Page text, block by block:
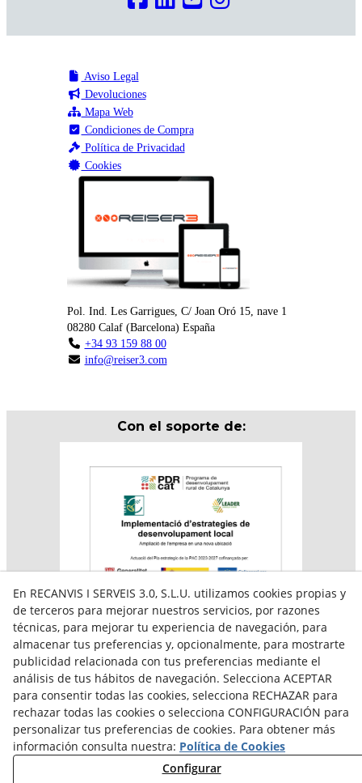
Aviso Legal
Devoluciones
Mapa Web
Condiciones de Compra
Política de Privacidad
Cookies
Pol. Ind. Les Garrigues, C/ Joan Oró 15, nave 1
08280 Calaf (Barcelona) España
+34 93 159 88 00
info@reiser3.com
Con el soporte de:
Aquesta empresa participa en el programa per a la
contractació de persones en situació de major
vulnerabilitat,
subvencionat pel Servei Públic d’Ocupació de Catalunya i
amb el cofinançament del Fons Social Europeu Plus
En RECANVIS I SERVEIS 3.0, S.L.U. utilizamos cookies propias y
de terceros para mejorar nuestros servicios, por razones
técnicas, para mejorar tu experiencia de navegación, para
almacenar tus preferencias y, opcionalmente, para mostrarte
publicidad relacionada con tus preferencias mediante el
análisis de tus hábitos de navegación. Selecciona ACEPTAR
para consentir todas las cookies, selecciona RECHAZAR para
rechazar todas las cookies o selecciona CONFIGURACIÓN para
personalizar tus preferencias de cookies. Para obtener más
información consulta nuestra: Política de Cookies
Configurar